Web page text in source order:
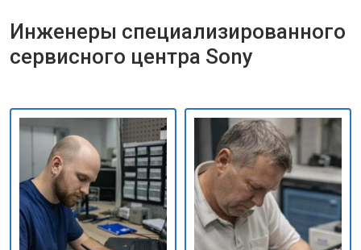
Инженеры специализированного
сервисного центра Sony